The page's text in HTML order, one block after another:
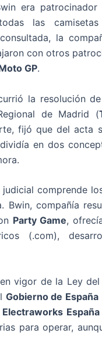
era patrocinador
las
la
con otros
GP.
la resolución
de Madrid (
fijó que del acta
en dos
comprende
Bwin, compañía
Party Game,
(.com),
vigor de la Ley
Gobierno de España
Electraworks España
para operar,